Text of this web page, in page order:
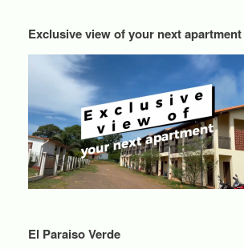
Exclusive view of your next apartment
El Paraiso Verde